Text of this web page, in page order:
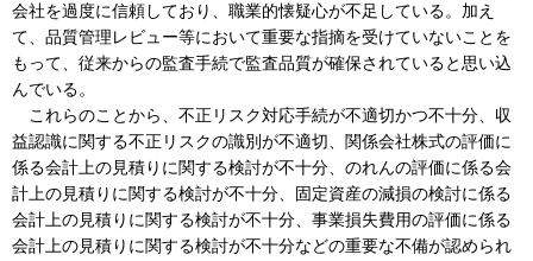
会社を過度に信頼しており、職業的懐疑心が不足している。加え
て、品質管理レビュー等において重要な指摘を受けていないことを
もって、従来からの監査手続で監査品質が確保されていると思い込
んでいる。
これらのことから、不正リスク対応手続が不適切かつ不十分、収
益認識に関する不正リスクの識別が不適切、関係会社株式の評価に
係る会計上の見積りに関する検討が不十分、のれんの評価に係る会
計上の見積りに関する検討が不十分、固定資産の減損の検討に係る
会計上の見積りに関する検討が不十分、事業損失費用の評価に係る
会計上の見積りに関する検討が不十分などの重要な不備が認められ